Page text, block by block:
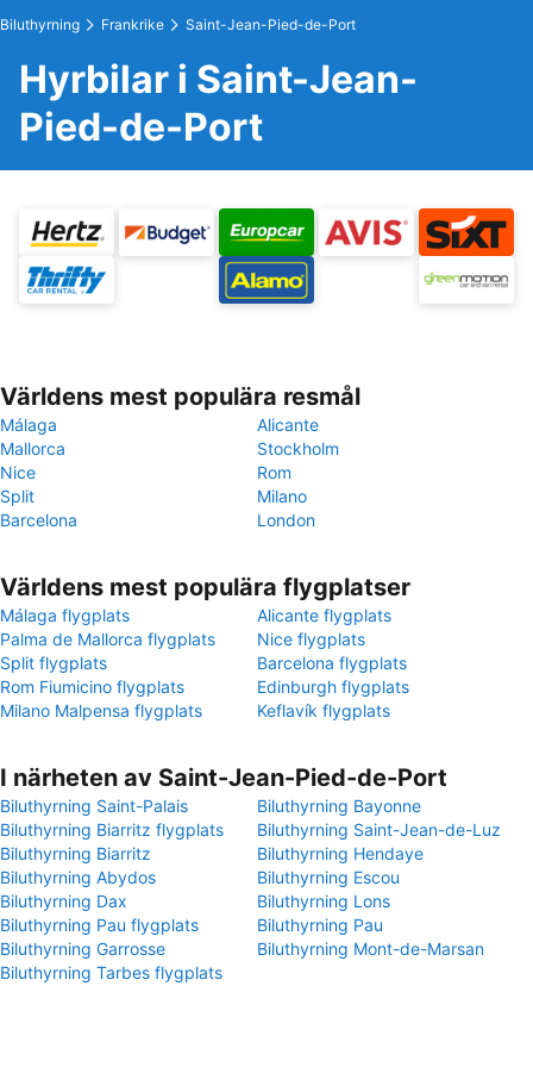
Biluthyrning Frankrike Saint-Jean-Pied-de-Port
Hyrbilar i Saint-Jean-
Pied-de-Port
Världens mest populära resmål
Málaga
Alicante
Mallorca
Stockholm
Nice
Rom
Split
Milano
Barcelona
London
Världens mest populära flygplatser
Málaga flygplats
Alicante flygplats
Palma de Mallorca flygplats
Nice flygplats
Split flygplats
Barcelona flygplats
Rom Fiumicino flygplats
Edinburgh flygplats
Milano Malpensa flygplats
Keflavík flygplats
I närheten av Saint-Jean-Pied-de-Port
Biluthyrning Saint-Palais
Biluthyrning Bayonne
Biluthyrning Biarritz flygplats
Biluthyrning Saint-Jean-de-Luz
Biluthyrning Biarritz
Biluthyrning Hendaye
Biluthyrning Abydos
Biluthyrning Escou
Biluthyrning Dax
Biluthyrning Lons
Biluthyrning Pau flygplats
Biluthyrning Pau
Biluthyrning Garrosse
Biluthyrning Mont-de-Marsan
Biluthyrning Tarbes flygplats